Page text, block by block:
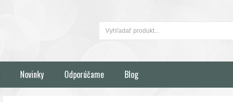
Novinky Odporúčame Blog